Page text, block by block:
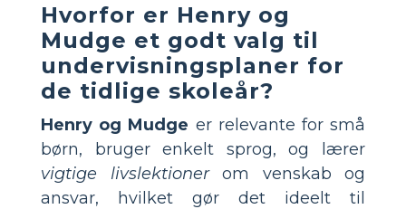
Hvorfor er Henry og
Mudge et godt valg til
undervisningsplaner for
de tidlige skoleår?
Henry og Mudge er relevante for små
børn, bruger enkelt sprog, og lærer
vigtige livslektionerom venskab og
ansvar, hvilket gør det ideelt til